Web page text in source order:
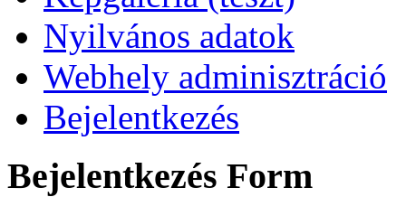
Nyilvános adatok
Webhely adminisztráció
Bejelentkezés
Bejelentkezés Form